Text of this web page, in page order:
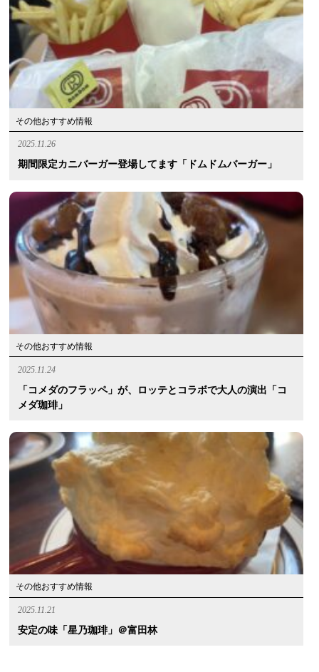
その他おすすめ情報
2025.11.26
期間限定カニバーガー登場してます「ドムドムバーガー」
その他おすすめ情報
2025.11.24
「コメダのフラッペ」が、ロッテとコラボで大人の演出「コ
メダ珈琲」
その他おすすめ情報
2025.11.21
安定の味「星乃珈琲」＠富田林